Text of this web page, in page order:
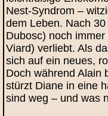
Nest-Syndrom –
dem Leben. Nach
Dubosc) noch
Viard) verliebt. Als
sich auf ein neues,
Doch während Alain
stürzt Diane in eine
sind weg – und was